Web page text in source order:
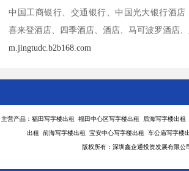
中国工商银行、交通银行、中国光大银行酒店
喜来登酒店、四季酒店、酒店、马可波罗酒店
m.jingtudc.b2b168.com
主营产品：福田写字楼出租 福田中心区写字楼出租 后海写字楼出
出租 前海写字楼出租 宝安中心写字楼出租 车公庙写字楼
版权所有：深圳鑫企通投资发展有限公